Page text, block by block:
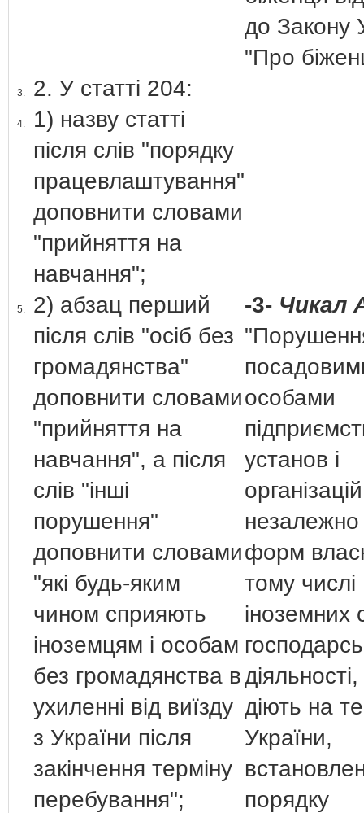
до Закону
"Про
3. 2. У статті 204:
4.
1) назву статті
після слів "порядку
працевлаштування"
доповнити словами
"прийняття на
навчання";
5.
2) абзац перший
після слів "осіб без
громадянства"
доповнити словами
"прийняття на
навчання", а після
слів "інші
порушення"
доповнити словами
"які будь-яким
чином сприяють
іноземцям і особам
без громадянства в
ухиленні від виїзду
з України після
закінчення терміну
перебування";
-3- Чикал
особами
установ і
незалежно
форм
тому числі
іноземних
діють на
України,
порядку